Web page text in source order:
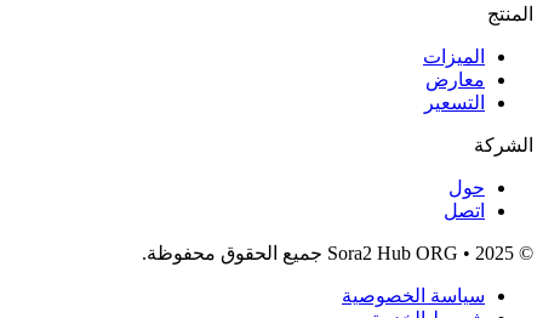
المنتج
الميزات
معارض
التسعير
الشركة
حول
اتصل
© 2025 • Sora2 Hub ORG جميع الحقوق محفوظة.
سياسة الخصوصية